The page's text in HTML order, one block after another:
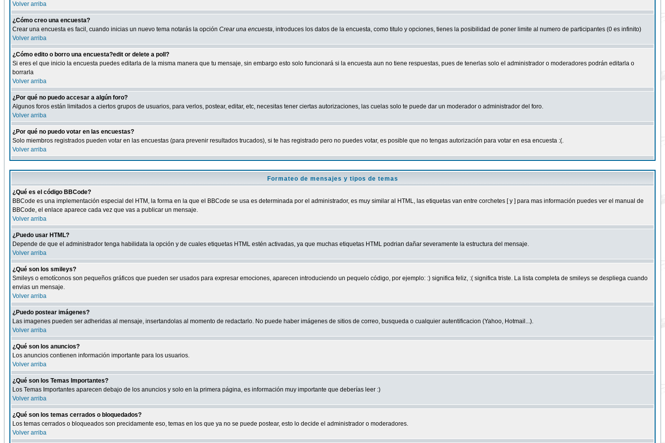
Volver arriba
¿Cómo creo una encuesta?
Crear una encuesta es facil, cuando inicias un nuevo tema notarás la opción Crear una encuesta, introduces los datos de la encuesta, como titulo y opciones, tienes la posibilidad de poner limite al numero de participantes (0 es infinito)
Volver arriba
¿Cómo edito o borro una encuesta?edit or delete a poll?
Si eres el que inicio la encuesta puedes editarla de la misma manera que tu mensaje, sin embargo esto solo funcionará si la encuesta aun no tiene respuestas, pues de tenerlas solo el administrador o moderadores podrán editarla o
borrarla
Volver arriba
¿Por qué no puedo accesar a algún foro?
Algunos foros están limitados a ciertos grupos de usuarios, para verlos, postear, editar, etc, necesitas tener ciertas autorizaciones, las cuelas solo te puede dar un moderador o administrador del foro.
Volver arriba
¿Por qué no puedo votar en las encuestas?
Solo miembros registrados pueden votar en las encuestas (para prevenir resultados trucados), si te has registrado pero no puedes votar, es posible que no tengas autorización para votar en esa encuesta :(.
Volver arriba
Formateo de mensajes y tipos de temas
¿Qué es el código BBCode?
BBCode es una implementación especial del HTM, la forma en la que el BBCode se usa es determinada por el administrador, es muy similar al HTML, las etiquetas van entre corchetes [ y ] para mas información puedes ver el manual de
BBCode, el enlace aparece cada vez que vas a publicar un mensaje.
Volver arriba
¿Puedo usar HTML?
Depende de que el administrador tenga habilidata la opción y de cuales etiquetas HTML estén activadas, ya que muchas etiquetas HTML podrian dañar severamente la estructura del mensaje.
Volver arriba
¿Qué son los smileys?
Smileys o emotíconos son pequeños gráficos que pueden ser usados para expresar emociones, aparecen introduciendo un pequelo código, por ejemplo: :) significa feliz, :( significa triste. La lista completa de smileys se despliega cuando
envias un mensaje.
Volver arriba
¿Puedo postear imágenes?
Las imagenes pueden ser adheridas al mensaje, insertandolas al momento de redactarlo. No puede haber imágenes de sitios de correo, busqueda o cualquier autentificacion (Yahoo, Hotmail...).
Volver arriba
¿Qué son los anuncios?
Los anuncios contienen información importante para los usuarios.
Volver arriba
¿Qué son los Temas Importantes?
Los Temas Importantes aparecen debajo de los anuncios y solo en la primera página, es información muy importante que deberías leer :)
Volver arriba
¿Qué son los temas cerrados o bloquedados?
Los temas cerrados o bloqueados son precidamente eso, temas en los que ya no se puede postear, esto lo decide el administrador o moderadores.
Volver arriba